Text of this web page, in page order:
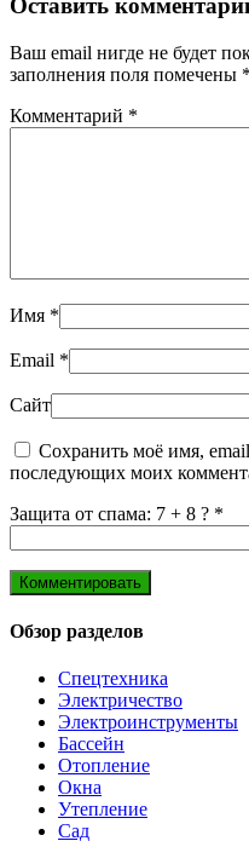
Оставить
Ваш email нигде не будет
заполнения поля помечены *
Комментарий *
Имя *
Email *
Сайт
Сохранить моё имя, email
последующих моих
Защита от спама: 7 + 8 ? *
Обзор разделов
Спецтехника
Электричество
Электроинструменты
Бассейн
Отопление
Окна
Утепление
Сад